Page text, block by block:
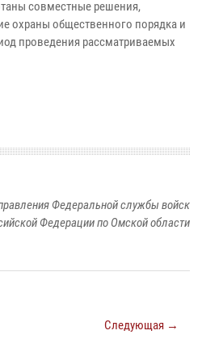
совместные решения,
охраны общественного порядка и
проведения рассматриваемых
Федеральной службы войск
Федерации по Омской области
Следующая →